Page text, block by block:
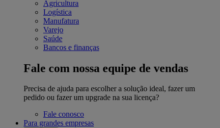
Agricultura
Logística
Manufatura
Varejo
Saúde
Bancos e finanças
Fale com nossa equipe de vendas
Precisa de ajuda para escolher a solução ideal, fazer um
pedido ou fazer um upgrade na sua licença?
Fale conosco
Para grandes empresas